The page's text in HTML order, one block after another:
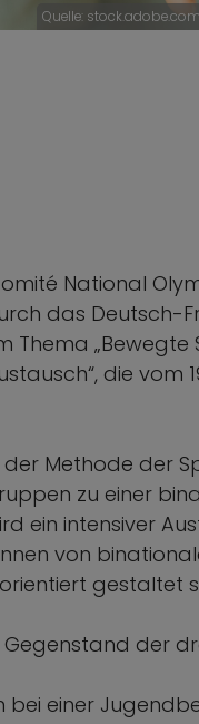
Quelle:
National
das Deutsch-
„Bewegte
die vom
Methode der
zu einer
ein intensiver
von
gestaltet
der
bei einer